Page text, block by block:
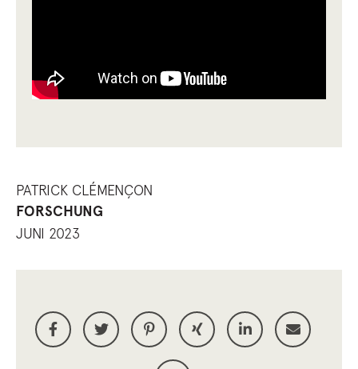
PATRICK CLÉMENÇON
FORSCHUNG
JUNI 2023